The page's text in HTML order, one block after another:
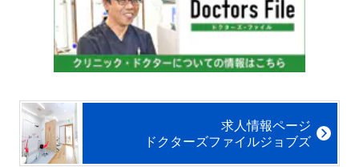
求人情報ページ
ドクターズファイルジョブズ